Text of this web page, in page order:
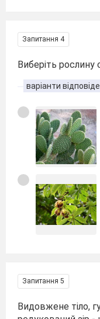
Запитання 4
Виберіть рослину
варіанти
Запитання 5
Видовжене тіло,